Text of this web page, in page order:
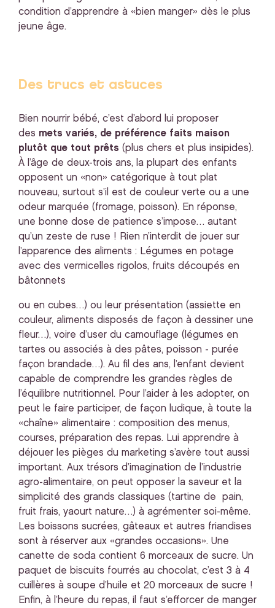
condition d’apprendre à «bien manger» dès le plus
jeune âge.
Des trucs et astuces
Bien nourrir bébé, c’est d’abord lui proposer
des mets variés, de préférence faits maison
plutôt que tout prêts (plus chers et plus insipides).
À l’âge de deux-trois ans, la plupart des enfants
opposent un «non» catégorique à tout plat
nouveau, surtout s’il est de couleur verte ou a une
odeur marquée (fromage, poisson). En réponse,
une bonne dose de patience s’impose… autant
qu’un zeste de ruse ! Rien n’interdit de jouer sur
l’apparence des aliments : Légumes en potage
avec des vermicelles rigolos, fruits découpés en
bâtonnets
ou en cubes…) ou leur présentation (assiette en
couleur, aliments disposés de façon à dessiner une
fleur…), voire d’user du camouflage (légumes en
tartes ou associés à des pâtes, poisson - purée
façon brandade…). Au fil des ans, l’enfant devient
capable de comprendre les grandes règles de
l’équilibre nutritionnel. Pour l’aider à les adopter, on
peut le faire participer, de façon ludique, à toute la
«chaîne» alimentaire : composition des menus,
courses, préparation des repas. Lui apprendre à
déjouer les pièges du marketing s’avère tout aussi
important. Aux trésors d’imagination de l’industrie
agro-alimentaire, on peut opposer la saveur et la
simplicité des grands classiques (tartine de pain,
fruit frais, yaourt nature…) à agrémenter soi-même.
Les boissons sucrées, gâteaux et autres friandises
sont à réserver aux «grandes occasions». Une
canette de soda contient 6 morceaux de sucre. Un
paquet de biscuits fourrés au chocolat, c’est 3 à 4
cuillères à soupe d’huile et 20 morceaux de sucre !
Enfin, à l’heure du repas, il faut s’efforcer de manger